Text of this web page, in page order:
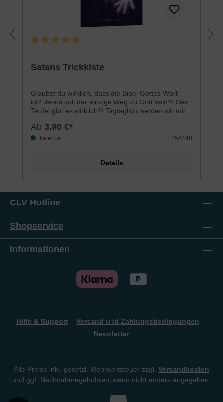
Satans Trickkiste
Glaubst du wirklich, dass die Bibel Gottes Wort
ist? Jesus soll der einzige Weg zu Gott sein?! Den
Teufel gibt es wirklich?! Tagtäglich werden wir mit
Inhalte der Bibel vehement hinterfragt und andere
Überzeugungen massiv propagiert. Diese
Teufel), Eva mit aller List in die Irre zu
genommen. Wenn du sein Vorgehen besser
durchschaust, bist du imstande, dich mithilfe des
du, warum dein Herr auch in dieser Beziehung das
zu sein, ist die beste Gegenstrategie!
Ab 3,90 €*
lieferbar 256448
Details
CLV Hotline
Shopservice
Informationen
Hilfe & Support
Versand und Zahlungsbedingungen
Newsletter
Alle Preise inkl. gesetzl. Mehrwertsteuer zzgl. Versandkosten
und ggf. Nachnahmegebühren, wenn nicht anders angegeben.